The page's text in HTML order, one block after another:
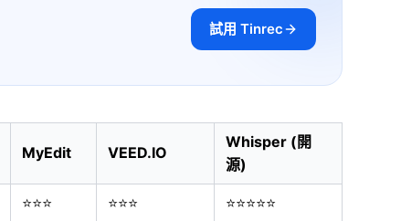
試用 Tinrec
MyEdit VEED.IO
Whisper (開
源)
⭐⭐⭐ ⭐⭐⭐ ⭐⭐⭐⭐⭐